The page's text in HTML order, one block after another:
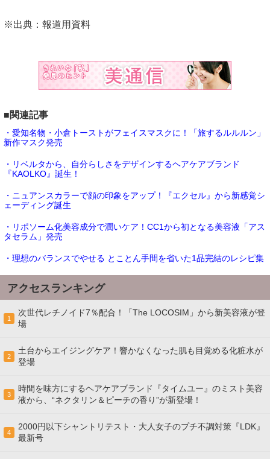
※出典：報道用資料
■関連記事
・愛知名物・小倉トーストがフェイスマスクに！「旅するルルルン」
新作マスク発売
・リベルタから、自分らしさをデザインするヘアケアブランド
『KAOLKO』誕生！
・ニュアンスカラーで顔の印象をアップ！『エクセル』から新感覚シ
ェーディング誕生
・リポソーム化美容成分で潤いケア！CC1から初となる美容液「アス
タセラム」発売
・理想のバランスでやせる とことん手間を省いた1品完結のレシピ集
アクセスランキング
1
次世代レチノイド7％配合！「The LOCOSIM」から新美容液が登
場
2
土台からエイジングケア！響かなくなった肌も目覚める化粧水が
登場
3
時間を味方にするヘアケアブランド『タイムユー』のミスト美容
液から、“ネクタリン＆ピーチの香り”が新登場！
4
2000円以下シャントリテスト・大人女子のプチ不調対策『LDK』
最新号